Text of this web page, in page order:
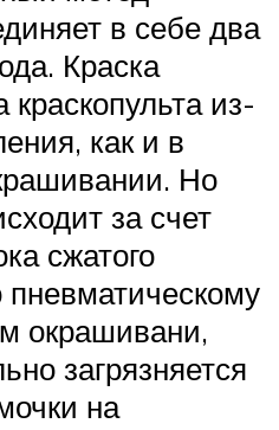
в себе два
Краска
из-
как и в
Но
за счет
сжатого
пневматическому
окрашивани,
загрязняется
на